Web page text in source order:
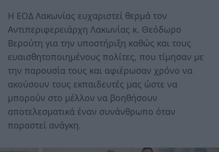
Η ΕΟΔ Λακωνίας ευχαριστεί θερμά τον
Αντιπεριφερειάρχη Λακωνίας κ. Θεόδωρο
Βερούτη για την υποστήριξη καθώς και τους
ευαισθητοποιημένους πολίτες, που τίμησαν με
την παρουσία τους και αφιέρωσαν χρόνο να
ακούσουν τους εκπαιδευτές μας ώστε να
μπορούν στο μέλλον να βοηθήσουν
αποτελεσματικά έναν συνάνθρωπο όταν
παραστεί ανάγκη.